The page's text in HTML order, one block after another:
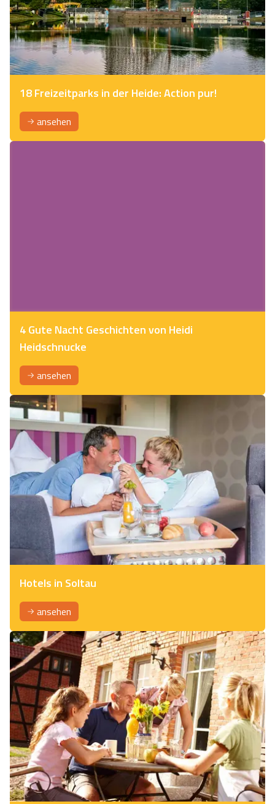
18 Freizeitparks in der Heide: Action pur!
ansehen
4 Gute Nacht Geschichten von Heidi
Heidschnucke
ansehen
Hotels in Soltau
ansehen